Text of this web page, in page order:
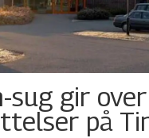
sug gir
på